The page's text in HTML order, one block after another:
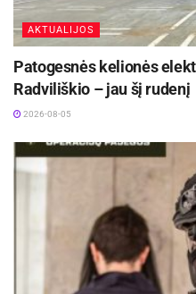
AKTUALIJOS
Patogesnės kelionės
Radviliškio – jau šį rudenį
2026-08-05